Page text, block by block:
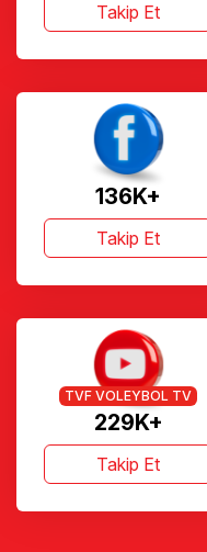
Takip Et
136K+
Takip Et
229K+
TVF VOLEYBOL TV
Takip Et